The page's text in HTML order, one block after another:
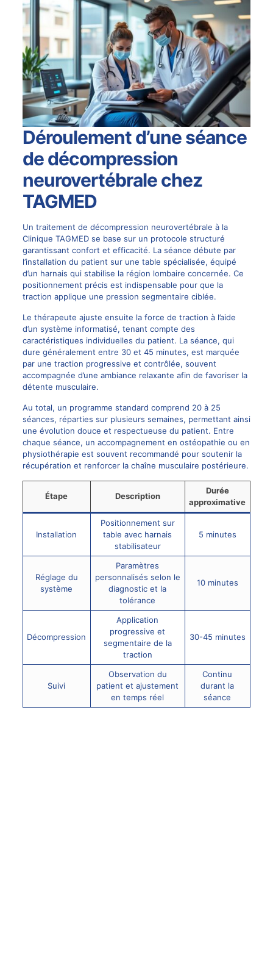
Déroulement d’une séance
de décompression
neurovertébrale chez
TAGMED
Un traitement de décompression neurovertébrale à la
Clinique TAGMED se base sur un protocole structuré
garantissant confort et efficacité. La séance débute par
l’installation du patient sur une table spécialisée, équipé
d’un harnais qui stabilise la région lombaire concernée. Ce
positionnement précis est indispensable pour que la
traction applique une pression segmentaire ciblée.
Le thérapeute ajuste ensuite la force de traction à l’aide
d’un système informatisé, tenant compte des
caractéristiques individuelles du patient. La séance, qui
dure généralement entre 30 et 45 minutes, est marquée
par une traction progressive et contrôlée, souvent
accompagnée d’une ambiance relaxante afin de favoriser la
détente musculaire.
Au total, un programme standard comprend 20 à 25
séances, réparties sur plusieurs semaines, permettant ainsi
une évolution douce et respectueuse du patient. Entre
chaque séance, un accompagnement en ostéopathie ou en
physiothérapie est souvent recommandé pour soutenir la
récupération et renforcer la chaîne musculaire postérieure.
Étape Description
Durée
approximative
Installation
Positionnement sur
table avec harnais
stabilisateur
5 minutes
Réglage du
système
Paramètres
personnalisés selon le
diagnostic et la
tolérance
10 minutes
Décompression
Application
progressive et
segmentaire de la
traction
30-45 minutes
Suivi
Observation du
patient et ajustement
en temps réel
Continu
durant la
séance